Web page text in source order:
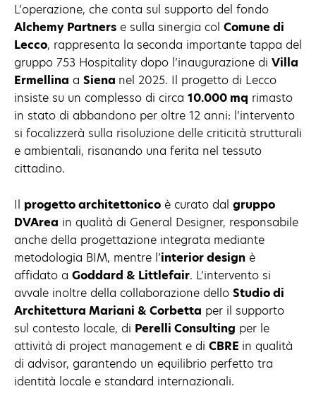
L’operazione, che conta sul supporto del fondo
Alchemy Partners e sulla sinergia col Comune di
Lecco, rappresenta la seconda importante tappa del
gruppo 753 Hospitality dopo l’inaugurazione di Villa
Ermellina a Siena nel 2025. Il progetto di Lecco
insiste su un complesso di circa 10.000 mq rimasto
in stato di abbandono per oltre 12 anni: l’intervento
si focalizzerà sulla risoluzione delle criticità strutturali
e ambientali, risanando una ferita nel tessuto
cittadino.
Il progetto architettonico è curato dal gruppo
DVArea in qualità di General Designer, responsabile
anche della progettazione integrata mediante
metodologia BIM, mentre l’interior design è
affidato a Goddard & Littlefair. L’intervento si
avvale inoltre della collaborazione dello Studio di
Architettura Mariani & Corbetta per il supporto
sul contesto locale, di Perelli Consulting per le
attività di project management e di CBRE in qualità
di advisor, garantendo un equilibrio perfetto tra
identità locale e standard internazionali.